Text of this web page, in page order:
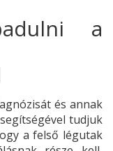
a
és annak
segítségével tudjuk
a felső légutak